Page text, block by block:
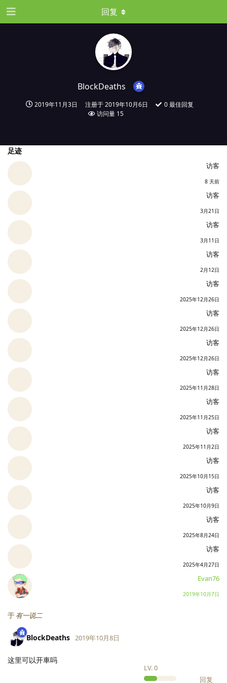
BlockDeaths
2019年11月3日 注册于2019年10月6日 0最佳回复
访问量 15
回复
足迹
访客
8 天前
访客
3月21日
访客
3月11日
访客
2月12日
访客
2025年12月26日
访客
2025年12月26日
访客
2025年12月26日
访客
2025年11月28日
访客
2025年11月25日
访客
2025年11月2日
访客
2025年10月15日
访客
2025年10月9日
访客
2025年8月24日
访客
2025年4月27日
Evan76
2019年10月7日
于 有一说二
BlockDeaths
LV.0
2019年10月8日
这里可以开車吗
回复